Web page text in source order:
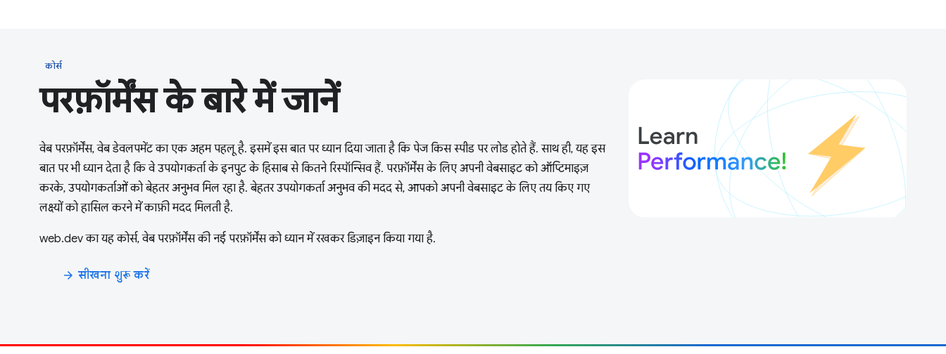
कोर्स
परफ़ॉर्मेंस के बारे में जानें
वेब परफ़ॉर्मेंस, वेब डेवलपमेंट का एक अहम पहलू है. इसमें इस बात पर ध्यान दिया जाता है कि पेज किस स्पीड पर लोड होते हैं. साथ ही, यह इस
बात पर भी ध्यान देता है कि वे उपयोगकर्ता के इनपुट के हिसाब से कितने रिस्पॉन्सिव हैं. परफ़ॉर्मेंस के लिए अपनी वेबसाइट को ऑप्टिमाइज़
करके, उपयोगकर्ताओं को बेहतर अनुभव मिल रहा है. बेहतर उपयोगकर्ता अनुभव की मदद से, आपको अपनी वेबसाइट के लिए तय किए गए
लक्ष्यों को हासिल करने में काफ़ी मदद मिलती है.
web.dev का यह कोर्स, वेब परफ़ॉर्मेंस की नई परफ़ॉर्मेंस को ध्यान में रखकर डिज़ाइन किया गया है.
arrow_forward सीखना शुरू करें